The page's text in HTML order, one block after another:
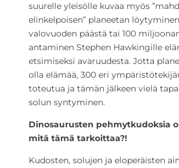
suurelle yleisölle kuvaa myös
elinkelpoisen” planeetan
valovuoden päästä tai 100
antaminen Stephen Hawkingille
etsimiseksi avaruudesta. Jotta
olla elämää, 300 eri
toteutua ja tämän jälkeen vielä
solun syntyminen.
Dinosaurusten pehmytkudoksia
mitä tämä tarkoittaa?!
Kudosten, solujen ja eloperäisten